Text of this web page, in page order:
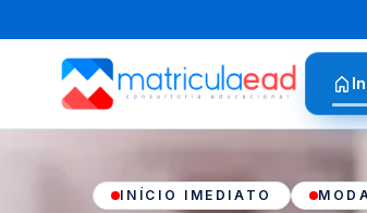
INÍCIO IMEDIATO